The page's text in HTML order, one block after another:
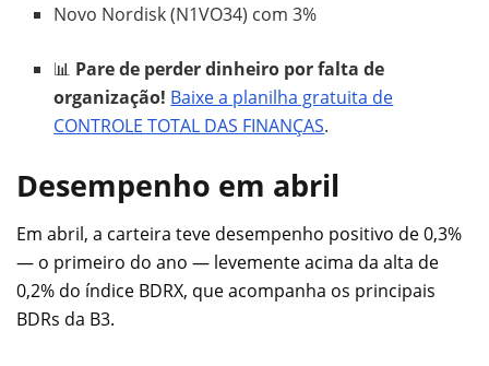
Novo Nordisk (N1VO34) com 3%
📊 Pare de perder dinheiro por falta de
organização! Baixe a planilha gratuita de
CONTROLE TOTAL DAS FINANÇAS.
Desempenho em abril
Em abril, a carteira teve desempenho positivo de 0,3%
— o primeiro do ano — levemente acima da alta de
0,2% do índice BDRX, que acompanha os principais
BDRs da B3.